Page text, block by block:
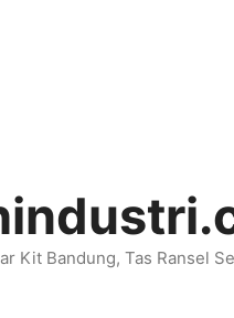
Kit Bandung, Tas Ransel